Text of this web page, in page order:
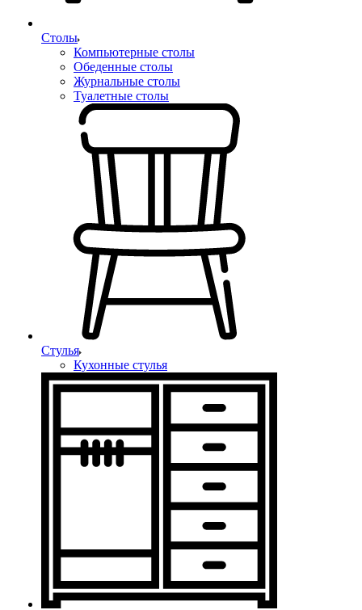
Столы
Компьютерные столы
Обеденные столы
Журнальные столы
Туалетные столы
Стулья
Кухонные стулья